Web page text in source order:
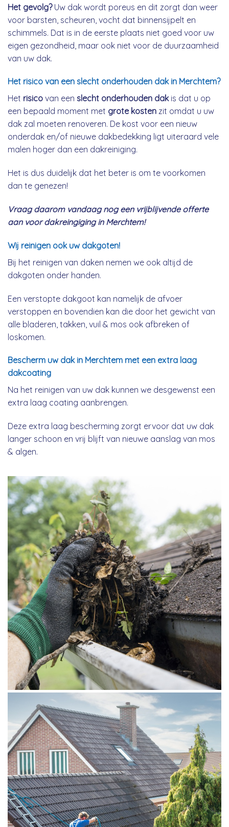
Het gevolg?Uw dak wordt poreus en dit zorgt dan weer
voor barsten, scheuren, vocht dat binnensijpelt en
schimmels. Dat is in de eerste plaats niet goed voor uw
eigen gezondheid, maar ook niet voor de duurzaamheid
van uw dak.
Het risico van een slecht onderhouden dak in Merchtem?
Het risico van een slecht onderhouden dakis dat u op
een bepaald moment met grote kosten zit omdat u uw
dak zal moeten renoveren. De kost voor een nieuw
onderdak en/of nieuwe dakbedekking ligt uiteraard vele
malen hoger dan een dakreiniging.
Het is dus duidelijk dat het beter is om te voorkomen
dan te genezen!
Vraag daarom vandaag nog een vrijblijvende offerte
aan voor dakreingiging in Merchtem!
Wij reinigen ook uw dakgoten!
Bij het reinigen van daken nemen we ook altijd de
dakgoten onder handen.
Een verstopte dakgoot kan namelijk de afvoer
verstoppen en bovendien kan die door het gewicht van
alle bladeren, takken, vuil & mos ook afbreken of
loskomen.
Bescherm uw dak in Merchtem met een extra laag
dakcoating
Na het reinigen van uw dak kunnen we desgewenst een
extra laag coating aanbrengen.
Deze extra laag bescherming zorgt ervoor dat uw dak
langer schoon en vrij blijft van nieuwe aanslag van mos
& algen.